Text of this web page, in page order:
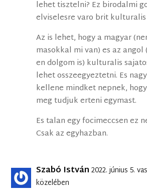
lehet tisztelni? Ez birodalmi
elviselesre varo brit kulturalis
Az is lehet, hogy a magyar
masokkal mi van) es az angol
en dolgom is) kulturalis
lehet osszeegyeztetni. Es
kellene mindket nepnek,
meg tudjuk erteni egymast.
Es talan egy focimeccsen ez
Csak az egyhazban.
Szabó István 2022. június 5.
közelében